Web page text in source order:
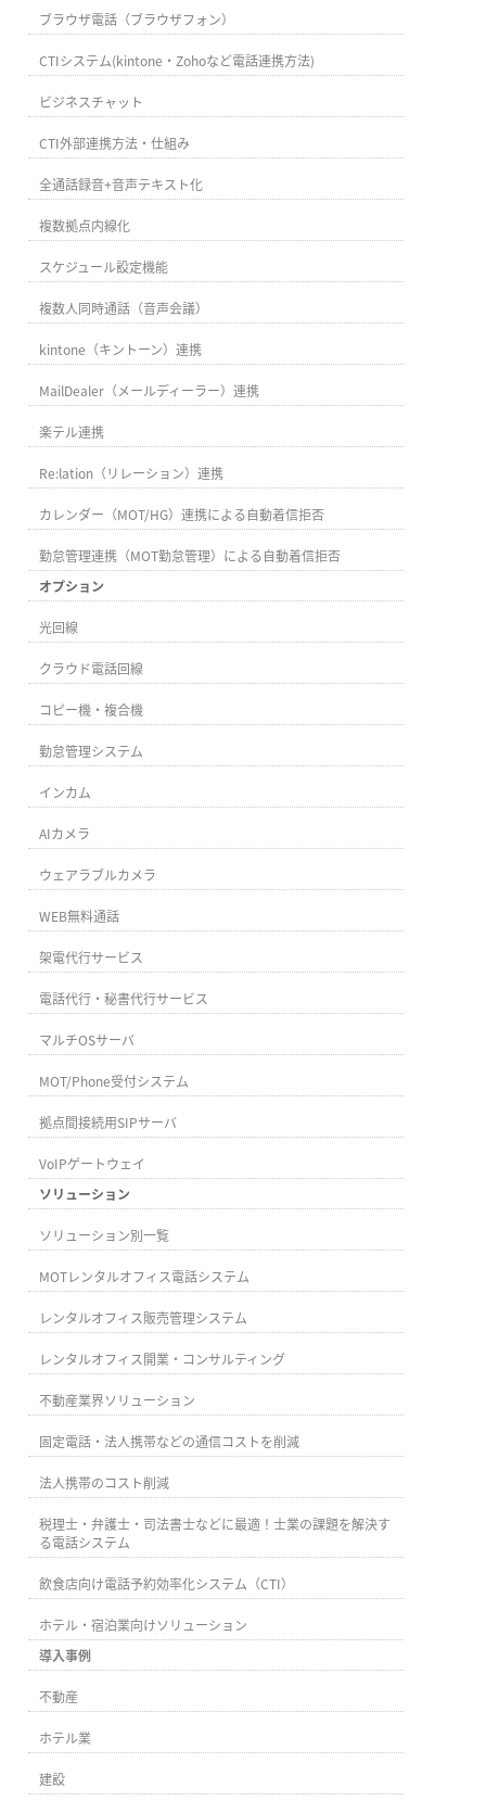
ブラウザ電話（ブラウザフォン）
CTIシステム(kintone・Zohoなど電話連携方法)
ビジネスチャット
CTI外部連携方法・仕組み
全通話録音+音声テキスト化
複数拠点内線化
スケジュール設定機能
複数人同時通話（音声会議）
kintone（キントーン）連携
MailDealer（メールディーラー）連携
楽テル連携
Re:lation（リレーション）連携
カレンダー（MOT/HG）連携による自動着信拒否
勤怠管理連携（MOT勤怠管理）による自動着信拒否
オプション
光回線
クラウド電話回線
コピー機・複合機
勤怠管理システム
インカム
AIカメラ
ウェアラブルカメラ
WEB無料通話
架電代行サービス
電話代行・秘書代行サービス
マルチOSサーバ
MOT/Phone受付システム
拠点間接続用SIPサーバ
VoIPゲートウェイ
ソリューション
ソリューション別一覧
MOTレンタルオフィス電話システム
レンタルオフィス販売管理システム
レンタルオフィス開業・コンサルティング
不動産業界ソリューション
固定電話・法人携帯などの通信コストを削減
法人携帯のコスト削減
税理士・弁護士・司法書士などに最適！士業の課題を解決す
る電話システム
飲食店向け電話予約効率化システム（CTI）
ホテル・宿泊業向けソリューション
導入事例
不動産
ホテル業
建設